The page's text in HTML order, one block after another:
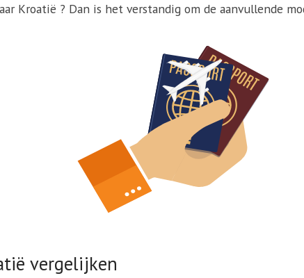
Kroatië ? Dan is het verstandig om de aanvullende
vergelijken